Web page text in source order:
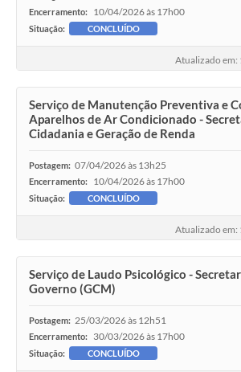
Encerramento: 10/04/2026 às 17h00
Situação: CONCLUÍDO
Atualizado
Serviço de Manutenção Preventiva e
Aparelhos de Ar Condicionado -
Cidadania e Geração de Renda
Postagem: 07/04/2026 às 13h25
Encerramento: 10/04/2026 às 17h00
Situação: CONCLUÍDO
Atualizado
Serviço de Laudo Psicológico -
Governo (GCM)
Postagem: 25/03/2026 às 12h51
Encerramento: 30/03/2026 às 17h00
Situação: CONCLUÍDO